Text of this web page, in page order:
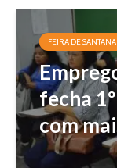
FEIRA DE SANTANA
fecha
com